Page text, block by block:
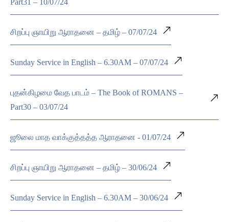
சிறப்பு ஞாயிறு ஆராதனை – தமிழ் – 07/07/24
Sunday Service in English – 6.30AM – 07/07/24
புதன்கிழமை வேத பாடம் – The Book of ROMANS –
Part30 – 03/07/24
ஜூலை மாத வாக்குத்தத்த ஆராதனை - 01/07/24
சிறப்பு ஞாயிறு ஆராதனை – தமிழ் – 30/06/24
Sunday Service in English – 6.30AM – 30/06/24